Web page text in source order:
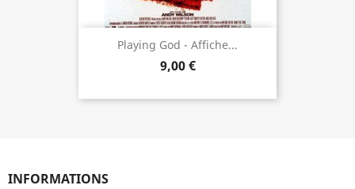
Playing God - Affiche...
9,00 €
INFORMATIONS